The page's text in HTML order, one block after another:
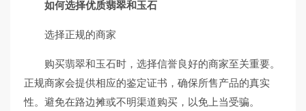
如何选择优质翡翠和玉石
选择正规的商家
购买翡翠和玉石时，选择信誉良好的商家至关重要。
正规商家会提供相应的鉴定证书，确保所售产品的真实
性。避免在路边摊或不明渠道购买，以免上当受骗。